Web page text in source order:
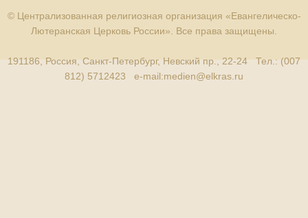
© Централизованная религиозная организация «Евангелическо-
Лютеранская Церковь России». Все права защищены.
191186, Россия, Санкт-Петербург, Невский пр., 22-24 Тел.: (007
812) 5712423 e-mail:medien@elkras.ru